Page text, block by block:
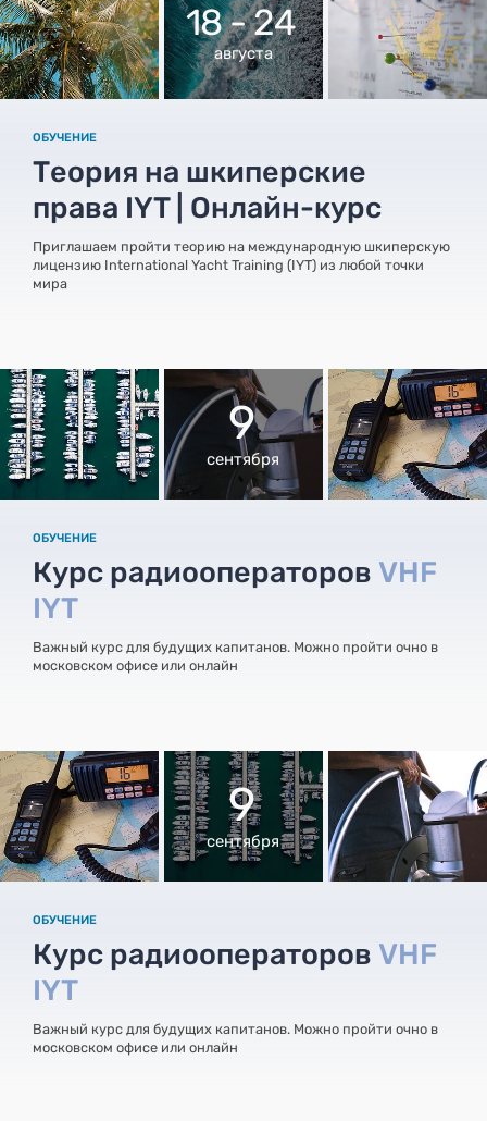
18 - 24
августа
ОБУЧЕНИЕ
Теория на шкиперские
права IYT | Онлайн-курс
Приглашаем пройти теорию на международную шкиперскую
лицензию International Yacht Training (IYT) из любой точки
мира
9
сентября
ОБУЧЕНИЕ
Курс радиооператоров VHF
IYT
Важный курс для будущих капитанов. Можно пройти очно в
московском офисе или онлайн
9
сентября
ОБУЧЕНИЕ
Курс радиооператоров VHF
IYT
Важный курс для будущих капитанов. Можно пройти очно в
московском офисе или онлайн